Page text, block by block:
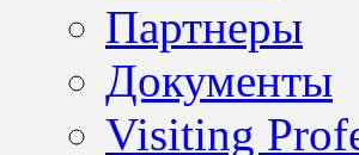
Партнеры
Документы
Visiting